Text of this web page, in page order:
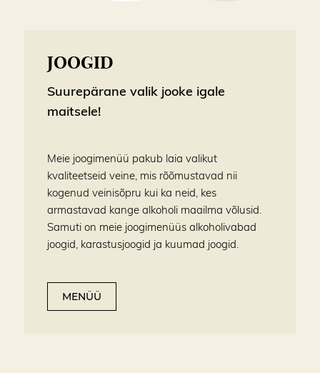
JOOGID
Suurepärane valik jooke igale
maitsele!
Meie joogimenüü pakub laia valikut
kvaliteetseid veine, mis rõõmustavad nii
kogenud veinisõpru kui ka neid, kes
armastavad kange alkoholi maailma võlusid.
Samuti on meie joogimenüüs alkoholivabad
joogid, karastusjoogid ja kuumad joogid.
MENÜÜ